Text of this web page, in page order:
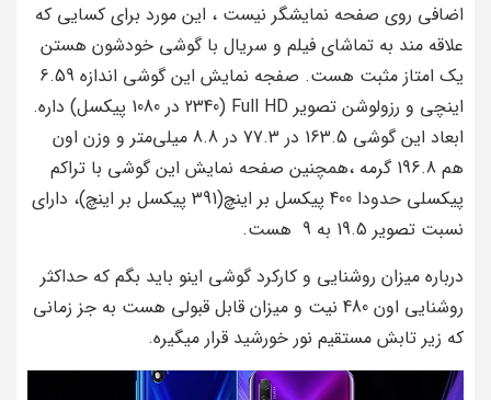
اضافی روی صفحه نمایشگر نیست ، این مورد برای کسایی که
علاقه مند به تماشای فیلم و سریال با گوشی خودشون هستن
یک امتاز مثبت هست. صفجه نمایش این گوشی اندازه 6.59
اینچی و رزولوشن تصویر Full HD (2340 در 1080 پیکسل) داره.
ابعاد این گوشی 163.5 در 77.3 در 8.8 میلی‌متر و وزن اون
هم 196.8 گرمه ،همچنین صفحه نمایش این گوشی با تراکم
پیکسلی حدودا 400 پیکسل بر اینچ(391 پیکسل بر اینچ)، دارای
نسبت تصویر 19.5 به 9 هست.
درباره میزان روشنایی و کارکرد گوشی اینو باید بگم که حداکثر
روشنایی اون 480 نیت و میزان قابل قبولی هست به جز زمانی
که زیر تابش مستقیم نور خورشید قرار میگیره.